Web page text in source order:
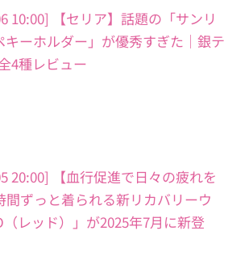
10:00] 【セリア】話題の「サンリ
キーホルダー」が優秀すぎた｜銀テ
4種レビュー
20:00] 【血行促進で日々の疲れを
間ずっと着られる新リカバリーウ
（レッド）」が2025年7月に新登